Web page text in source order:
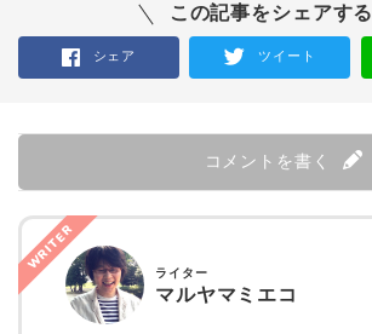
この記事をシェアする
シェア ツイート
コメントを書く
WRITER ライター
マルヤマミエコ